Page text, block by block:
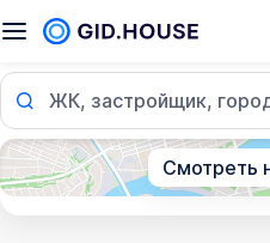
ЖК, застройщик,
Смотреть